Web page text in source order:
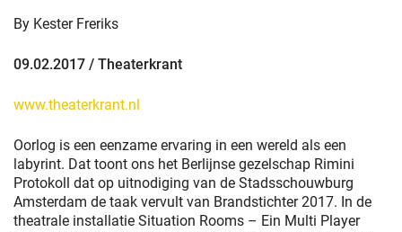
By Kester Freriks
09.02.2017 / Theaterkrant
www.theaterkrant.nl
Oorlog is een eenzame ervaring in een wereld als een
labyrint. Dat toont ons het Berlijnse gezelschap Rimini
Protokoll dat op uitnodiging van de Stadsschouwburg
Amsterdam de taak vervult van Brandstichter 2017. In de
theatrale installatie Situation Rooms – Ein Multi Player